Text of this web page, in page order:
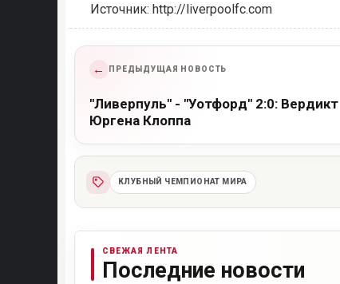
Источник: http://liverpoolfc.com
← ПРЕДЫДУЩАЯ НОВОСТЬ
"Ливерпуль" - "Уотфорд" 2:0: Вердикт
Юргена Клоппа
КЛУБНЫЙ ЧЕМПИОНАТ МИРА
СВЕЖАЯ ЛЕНТА
Последние новости